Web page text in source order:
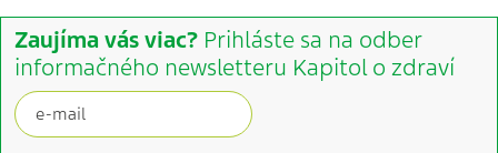
Zaujíma vás viac? Prihláste sa na odber
informačného newsletteru Kapitol o zdraví